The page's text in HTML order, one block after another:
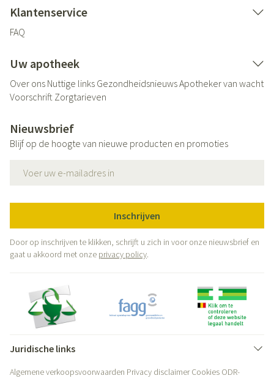
Klantenservice
FAQ
Uw apotheek
Over ons Nuttige links GezondheidsnieuwsApotheker van wacht
Voorschrift Zorgtarieven
Nieuwsbrief
Blijf op de hoogte van nieuwe producten en promoties
Inschrijven
Door op inschrijven te klikken, schrijft u zich in voor onze nieuwsbrief en
gaat u akkoord met onze privacy policy.
Juridische links
Algemene verkoopsvoorwaarden Privacy disclaimer Cookies ODR-